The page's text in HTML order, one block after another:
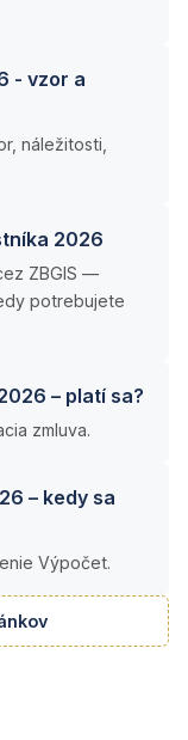
- vzor a
náležitosti,
2026
ZBGIS —
potrebujete
– platí sa?
zmluva.
– kedy sa
Výpočet.